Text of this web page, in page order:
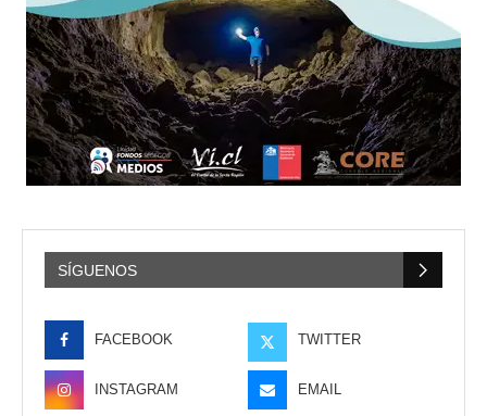
SÍGUENOS
FACEBOOK TWITTER
INSTAGRAM EMAIL